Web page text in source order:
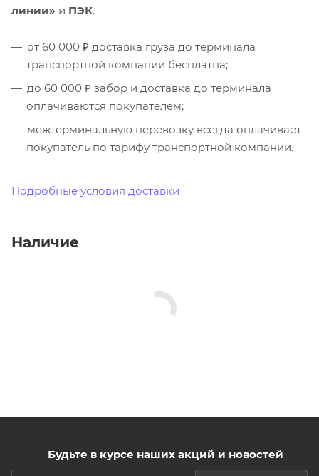
линии» и ПЭК.
от 60 000 ₽ доставка груза до терминала
транспортной компании бесплатна;
до 60 000 ₽ забор и доставка до терминала
оплачиваются покупателем;
межтерминальную перевозку всегда оплачивает
покупатель по тарифу транспортной компании.
Подробные условия доставки
Наличие
Будьте в курсе наших акций и новостей